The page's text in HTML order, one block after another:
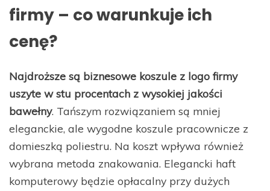
firmy – co warunkuje ich
cenę?
Najdroższe są biznesowe koszule z logo firmy
uszyte w stu procentach z wysokiej jakości
bawełny. Tańszym rozwiązaniem są mniej
eleganckie, ale wygodne koszule pracownicze z
domieszką poliestru. Na koszt wpływa również
wybrana metoda znakowania. Elegancki haft
komputerowy będzie opłacalny przy dużych